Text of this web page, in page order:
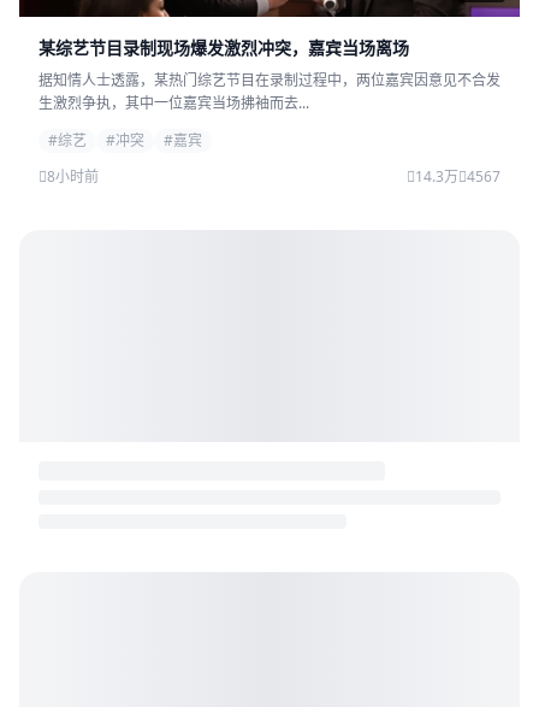
某综艺节目录制现场爆发激烈冲突，嘉宾当场离场
据知情人士透露，某热门综艺节目在录制过程中，两位嘉宾因意见不合发
生激烈争执，其中一位嘉宾当场拂袖而去...
#综艺
#冲突
#嘉宾
8小时前
14.3万 4567